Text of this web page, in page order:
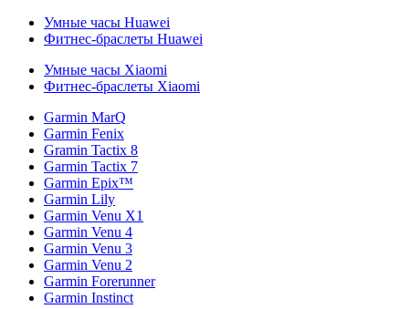
Умные часы Huawei
Фитнес-браслеты Huawei
Умные часы Xiaomi
Фитнес-браслеты Xiaomi
Garmin MarQ
Garmin Fenix
Gramin Tactix 8
Garmin Tactix 7
Garmin Epix™
Garmin Lily
Garmin Venu X1
Garmin Venu 4
Garmin Venu 3
Garmin Venu 2
Garmin Forerunner
Garmin Instinct